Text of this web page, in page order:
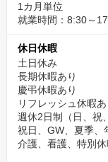
1カ月単位
就業時間：8:30～
休日休暇
土日休み
長期休暇あり
慶弔休暇あり
リフレッシュ休暇あ
週休2日制（日、祝
祝日、GW、夏季、
介護、看護、特別